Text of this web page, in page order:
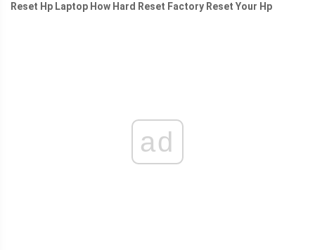
Reset Hp Laptop How Hard Reset Factory Reset Your Hp
ad